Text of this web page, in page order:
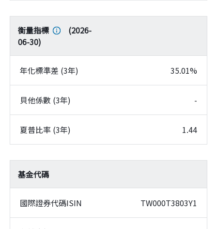
衡量指標 (2026-
06-30)
年化標準差 (3年) 35.01%
貝他係數 (3年) -
夏普比率 (3年) 1.44
基金代碼
國際證券代碼ISIN TW000T3803Y1